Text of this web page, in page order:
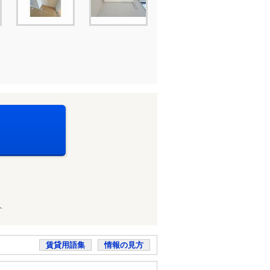
賃貸用語集 情報の見方